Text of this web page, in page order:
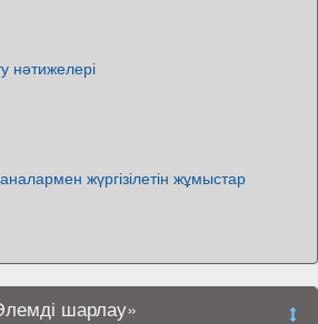
нәтижелері
жүргізілетін жұмыстар
шарлау»